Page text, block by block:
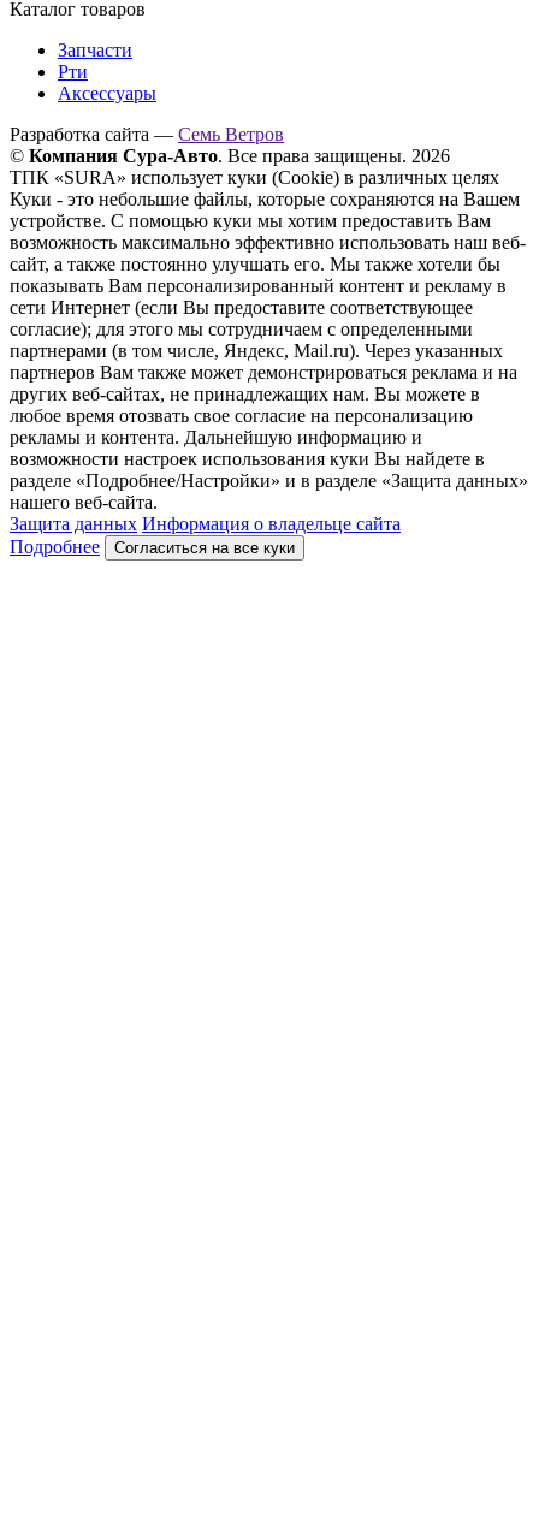
Каталог товаров
Запчасти
Рти
Аксессуары
Разработка сайта — Семь Ветров
© Компания Сура-Авто. Все права защищены. 2026
ТПК «SURA» использует куки (Cookie) в различных целях
Куки - это небольшие файлы, которые сохраняются на Вашем
устройстве. С помощью куки мы хотим предоставить Вам
возможность максимально эффективно использовать наш веб-
сайт, а также постоянно улучшать его. Мы также хотели бы
показывать Вам персонализированный контент и рекламу в
сети Интернет (если Вы предоставите соответствующее
согласие); для этого мы сотрудничаем с определенными
партнерами (в том числе, Яндекс, Mail.ru). Через указанных
партнеров Вам также может демонстрироваться реклама и на
других веб-сайтах, не принадлежащих нам. Вы можете в
любое время отозвать свое согласие на персонализацию
рекламы и контента. Дальнейшую информацию и
возможности настроек использования куки Вы найдете в
разделе «Подробнее/Настройки» и в разделе «Защита данных»
нашего веб-сайта.
Защита данных Информация о владельце сайта
Подробнее
Согласиться на все куки